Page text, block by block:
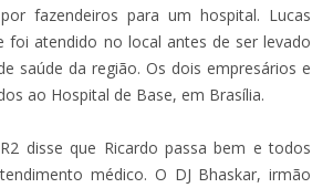
fazendeiros para um hospital. Lucas
foi atendido no local antes de ser levado
saúde da região. Os dois empresários e
ao Hospital de Base, em Brasília.
disse que Ricardo passa bem e todos
médico. O DJ Bhaskar, irmão